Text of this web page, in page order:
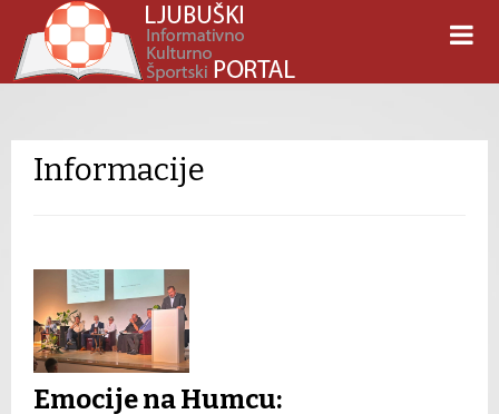
Informacije
Emocije na Humcu: